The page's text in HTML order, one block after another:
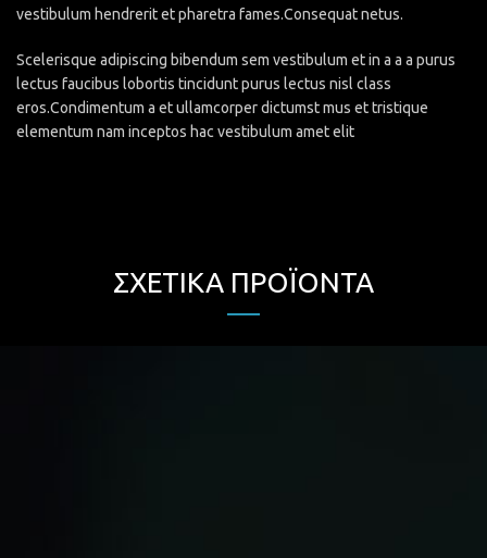
vestibulum hendrerit et pharetra fames.Consequat netus.
Scelerisque adipiscing bibendum sem vestibulum et in a a a purus
lectus faucibus lobortis tincidunt purus lectus nisl class
eros.Condimentum a et ullamcorper dictumst mus et tristique
elementum nam inceptos hac vestibulum amet elit
ΣΧΕΤΙΚΆ ΠΡΟΪΌΝΤΑ